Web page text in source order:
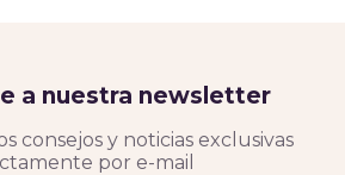
a nuestra newsletter
consejos y noticias exclusivas
por e-mail